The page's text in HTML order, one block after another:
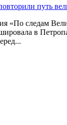
путь
«По следам
в